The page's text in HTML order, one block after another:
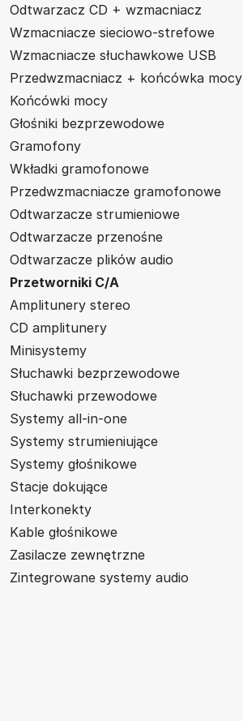
Odtwarzacz CD + wzmacniacz
Wzmacniacze sieciowo-strefowe
Wzmacniacze słuchawkowe USB
Przedwzmacniacz + końcówka mocy
Końcówki mocy
Głośniki bezprzewodowe
Gramofony
Wkładki gramofonowe
Przedwzmacniacze gramofonowe
Odtwarzacze strumieniowe
Odtwarzacze przenośne
Odtwarzacze plików audio
Przetworniki C/A
Amplitunery stereo
CD amplitunery
Minisystemy
Słuchawki bezprzewodowe
Słuchawki przewodowe
Systemy all-in-one
Systemy strumieniujące
Systemy głośnikowe
Stacje dokujące
Interkonekty
Kable głośnikowe
Zasilacze zewnętrzne
Zintegrowane systemy audio